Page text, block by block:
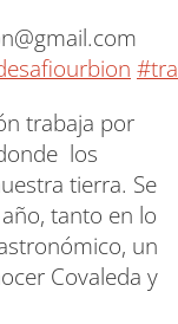
trabaja por
los
tierra. Se
tanto en lo
un
Covaleda y